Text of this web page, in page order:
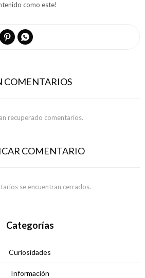
como este!
 
COMENTARIOS
recuperado comentarios.
COMENTARIO
se encuentran cerrados.
Categorías
Curiosidades
Información